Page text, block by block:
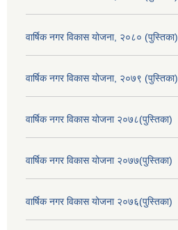
वार्षिक नगर विकास योजना, २०८० (पुस्तिका)
वार्षिक नगर विकास योजना, २०७९ (पुस्तिका)
वार्षिक नगर विकास योजना २०७८(पुस्तिका)
वार्षिक नगर विकास योजना २०७७(पुस्तिका)
वार्षिक नगर विकास योजना २०७६(पुस्तिका)